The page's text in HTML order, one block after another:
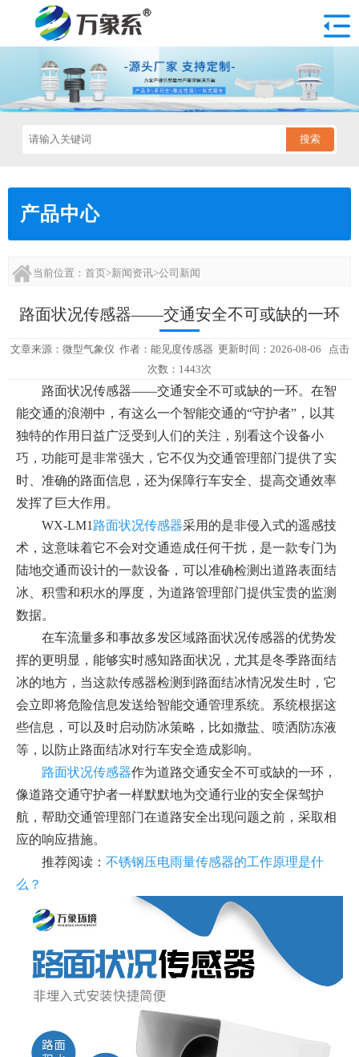
搜索
产品中心
当前位置： 首页>新闻资讯>公司新闻
路面状况传感器——交通安全不可或缺的一环
文章来源： 微型气象仪 作者： 能见度传感器 更新时间：2026-08-06 点击
次数：1443次
路面状况传感器——交通安全不可或缺的一环。在智
能交通的浪潮中，有这么一个智能交通的“守护者”，以其
独特的作用日益广泛受到人们的关注，别看这个设备小
巧，功能可是非常强大，它不仅为交通管理部门提供了实
时、准确的路面信息，还为保障行车安全、提高交通效率
发挥了巨大作用。
WX-LM1 路面状况传感器采用的是非侵入式的遥感技
术，这意味着它不会对交通造成任何干扰，是一款专门为
陆地交通而设计的一款设备，可以准确检测出道路表面结
冰、积雪和积水的厚度，为道路管理部门提供宝贵的监测
数据。
在车流量多和事故多发区域路面状况传感器的优势发
挥的更明显，能够实时感知路面状况，尤其是冬季路面结
冰的地方，当这款传感器检测到路面结冰情况发生时，它
会立即将危险信息发送给智能交通管理系统。系统根据这
些信息，可以及时启动防冰策略，比如撒盐、喷洒防冻液
等，以防止路面结冰对行车安全造成影响。
路面状况传感器作为道路交通安全不可或缺的一环，
像道路交通守护者一样默默地为交通行业的安全保驾护
航，帮助交通管理部门在道路安全出现问题之前，采取相
应的响应措施。
推荐阅读： 不锈钢压电雨量传感器的工作原理是什
么？